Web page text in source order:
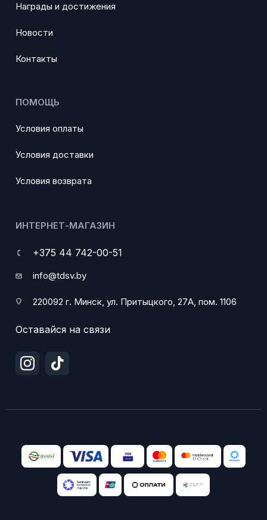
Награды и достижения
Новости
Контакты
ПОМОЩЬ
Условия оплаты
Условия доставки
Условия возврата
ИНТЕРНЕТ-МАГАЗИН
+375 44 742-00-51
info@tdsv.by
220092 г. Минск, ул. Притыцкого, 27А, пом. 1106
Оставайся на связи